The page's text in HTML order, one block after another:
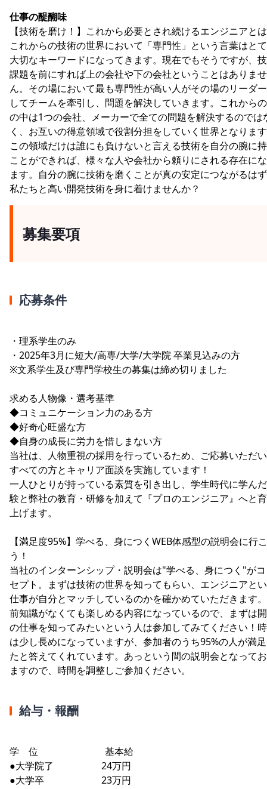
仕事の醍醐味
【技術を磨け！】これから必要とされ続けるエンジニアと
これからの技術の世界において「専門性」という言葉はと
大切なキーワードになってきます。現在でもそうですが、
課題を前にすれば上の会社や下の会社ということはありませ
ん。その場において最も専門性が高い人がその場のリーダ
してチームを牽引し、問題を解決していきます。これから
の中は1つの会社、メーカーで全ての問題を解決するのでは
く、お互いの得意領域で役割分担をしていく世界となりま
この領域だけは誰にも負けないと言える技術を自分の腕に
ことができれば、様々な人や会社から頼りにされる存在に
ます。自分の腕に技術を磨くことが真の安定につながるは
私たちと高い開発技術を身に着けませんか？
募集要項
応募条件
・理系学生のみ
・2025年3月に短大/高専/大学/大学院 卒業見込みの方
※文系学生及び専門学校生の募集は締め切りました
求める人物像・選考基準
◆コミュニケーション力のある方
◆好奇心旺盛な方
◆自身の成長に労力を惜しまない方
当社は、人物重視の採用を行っているため、ご応募いただ
すべての方とキャリア面談を実施しています！
一人ひとりが持っている素質を引き出し、学生時代に学ん
験と弊社の教育・研修を加えて『プロのエンジニア』へと
上げます。
【満足度95%】学べる、身につくWEB体感型の説明会に行こ
う！
当社のインターンシップ・説明会は"学べる、身につく"が
セプト。まずは技術の世界を知ってもらい、エンジニアと
仕事が自分とマッチしているのかを確かめていただきます
前知識がなくても楽しめる内容になっているので、まずは
の仕事を知ってみたいという人は参加してみてください！
は少し長めになっていますが、参加者のうち95%の人が満
たと答えてくれています。あっという間の説明会となって
ますので、時間を調整しご参加ください。
給与・報酬
学 位 基本給
●大学院了 24万円
●大学卒 23万円